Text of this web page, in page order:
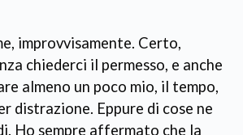
improvvisamente. Certo,
chiederci il permesso, e anche
almeno un poco mio, il tempo,
distrazione. Eppure di cose ne
Ho sempre affermato che la